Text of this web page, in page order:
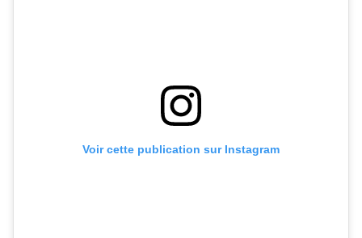
Voir cette publication sur Instagram